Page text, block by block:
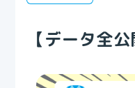
【データ全